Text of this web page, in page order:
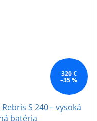
320 €
–35 %
S 240 – vysoká
batéria